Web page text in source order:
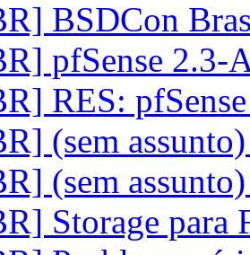
BSDCon
pfSense
RES:
(sem
(sem
Storage para